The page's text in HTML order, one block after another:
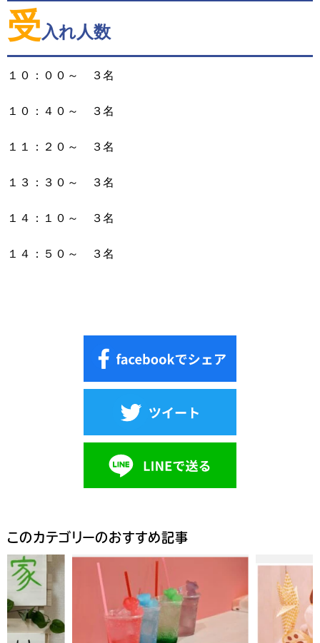
受入れ人数
１０：００～ ３名
１０：４０～ ３名
１１：２０～ ３名
１３：３０～ ３名
１４：１０～ ３名
１４：５０～ ３名
このカテゴリーのおすすめ記事